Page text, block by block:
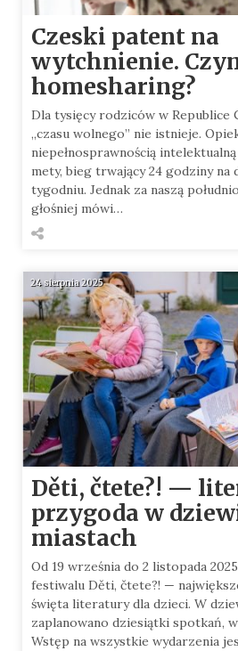
Czeski patent na
wytchnienie.
homesharing?
Dla tysięcy rodziców w Republice
„czasu wolnego” nie istnieje.
niepełnosprawnością
mety, bieg trwający 24 godziny na
tygodniu. Jednak za naszą
głośniej mówi…
24 sierpnia 2025
Děti, čtete?! —
przygoda w
miastach
Od 19 września do 2 listopada
festiwalu Děti, čtete?! —
święta literatury dla dzieci. W
zaplanowano dziesiątki spotkań,
Wstęp na wszystkie wydarzenia